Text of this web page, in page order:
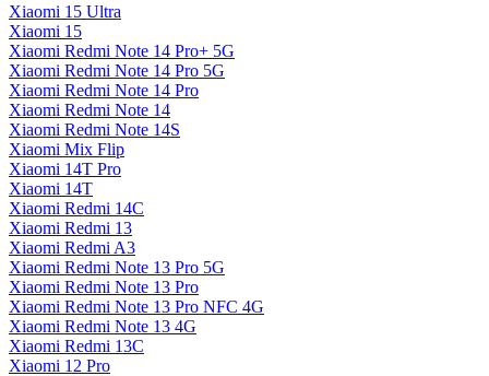
Xiaomi 15 Ultra
Xiaomi 15
Xiaomi Redmi Note 14 Pro+ 5G
Xiaomi Redmi Note 14 Pro 5G
Xiaomi Redmi Note 14 Pro
Xiaomi Redmi Note 14
Xiaomi Redmi Note 14S
Xiaomi Mix Flip
Xiaomi 14T Pro
Xiaomi 14T
Xiaomi Redmi 14C
Xiaomi Redmi 13
Xiaomi Redmi A3
Xiaomi Redmi Note 13 Pro 5G
Xiaomi Redmi Note 13 Pro
Xiaomi Redmi Note 13 Pro NFC 4G
Xiaomi Redmi Note 13 4G
Xiaomi Redmi 13C
Xiaomi 12 Pro